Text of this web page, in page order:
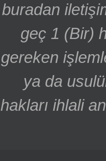
buradan
geç 1 (Bir)
gereken
ya da
hakları ihlali